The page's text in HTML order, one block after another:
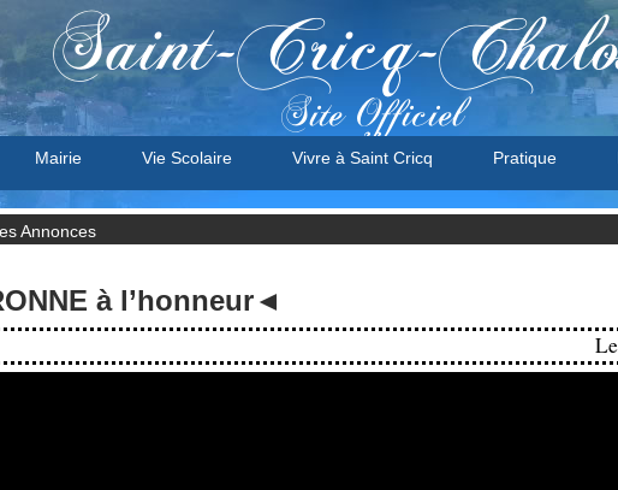
Saint-Cricq-
Site Officiel
Mairie Vie Scolaire Vivre à Saint Cricq Pratique
Annonces
à l’honneur◄
Le